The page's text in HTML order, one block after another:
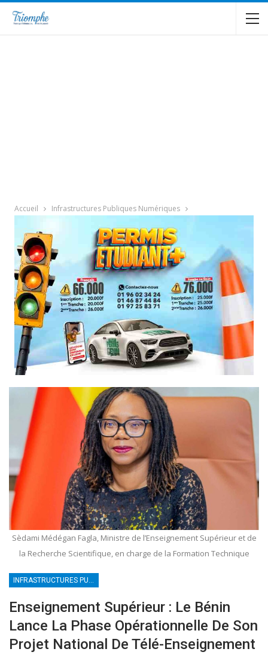
Accueil Infrastructures Publiques Numériques
Sèdami Médégan Fagla, Ministre de l’Enseignement Supérieur et de
la Recherche Scientifique, en charge de la Formation Technique
INFRASTRUCTURES PUBLIQUES NUMÉRIQUES
Enseignement Supérieur : Le Bénin
Lance La Phase Opérationnelle De Son
Projet National De Télé-Enseignement